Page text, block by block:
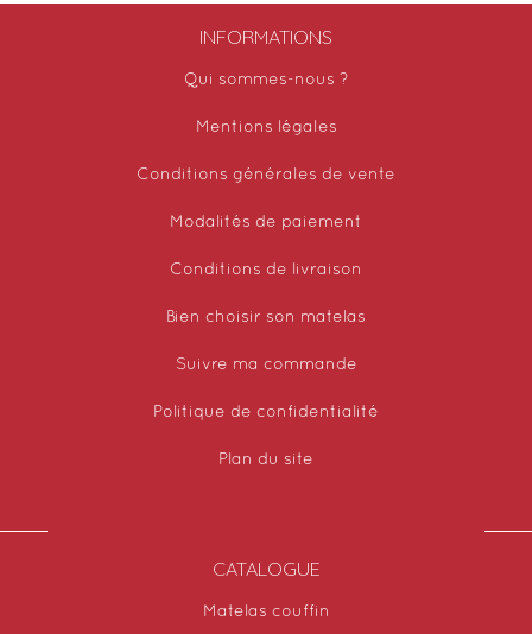
INFORMATIONS
Qui sommes-nous ?
Mentions légales
Conditions générales de vente
Modalités de paiement
Conditions de livraison
Bien choisir son matelas
Suivre ma commande
Politique de confidentialité
Plan du site
CATALOGUE
Matelas couffin